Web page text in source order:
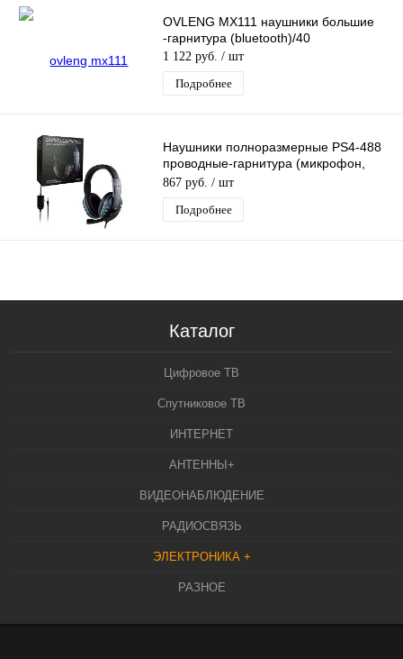
OVLENG MX111 наушники большие
-гарнитура (bluetooth)/40
1 122 руб. / шт
Подробнее
Наушники полноразмерные PS4-488
проводные-гарнитура (микрофон,
кабель 1,2м,штекер AUX) черно-
голубые
867 руб. / шт
Подробнее
Каталог
Цифровое ТВ
Спутниковое ТВ
ИНТЕРНЕТ
АНТЕННЫ+
ВИДЕОНАБЛЮДЕНИЕ
РАДИОСВЯЗЬ
ЭЛЕКТРОНИКА +
РАЗНОЕ